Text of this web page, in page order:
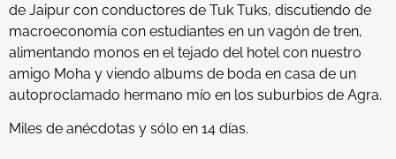
de Jaipur con conductores de Tuk Tuks, discutiendo de
macroeconomía con estudiantes en un vagón de tren,
alimentando monos en el tejado del hotel con nuestro
amigo Moha y viendo albums de boda en casa de un
autoproclamado hermano mío en los suburbios de Agra.
Miles de anécdotas y sólo en 14 días.